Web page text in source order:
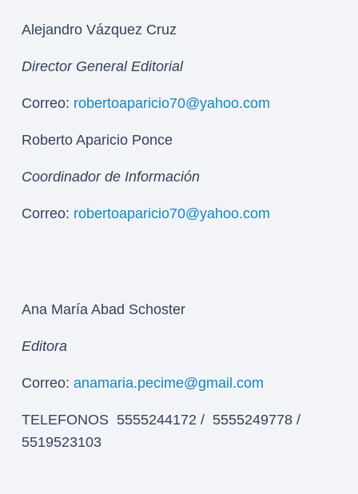
Alejandro Vázquez Cruz
Director General Editorial
Correo: robertoaparicio70@yahoo.com
Roberto Aparicio Ponce
Coordinador de Información
Correo: robertoaparicio70@yahoo.com
Ana María Abad Schoster
Editora
Correo: anamaria.pecime@gmail.com
TELEFONOS 5555244172 / 5555249778 /
5519523103